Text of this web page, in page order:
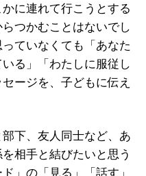
に連れて行こうとする
つかむことはないでし
ていなくても「あなた
る」「わたしに服従し
ージを、子どもに伝え
下、友人同士など、あ
相手と結びたいと思う
」の「見る」「話す」